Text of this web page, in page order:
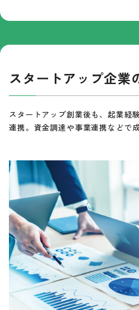
スタートアップ企業
スタートアップ創業後も、起業経
連携。資金調達や事業連携などで